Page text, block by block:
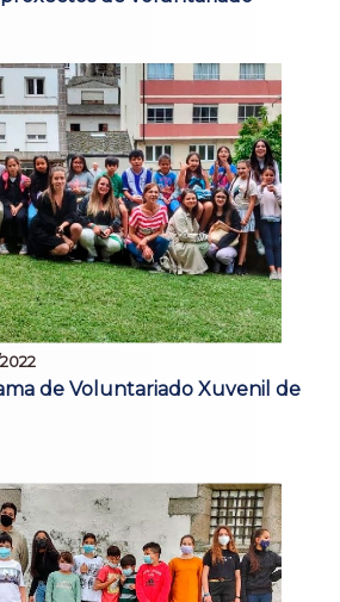
de Voluntariado Xuvenil de